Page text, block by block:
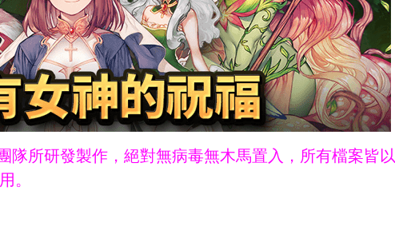
所研發製作，絕對無病毒無木馬置入，所有檔案皆以
。